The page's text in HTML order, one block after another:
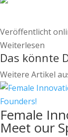
Veröffentlicht
Weiterlesen
Das könnte
Weitere Artikel
Female
Meet our